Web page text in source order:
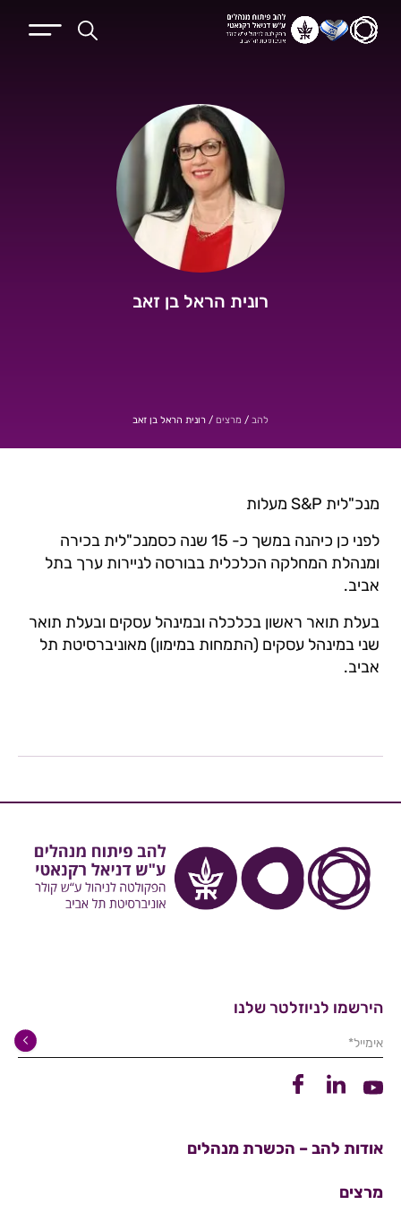
רונית הראל בן זאב
להב / מרצים / רונית הראל בן זאב
מנכ"לית S&P מעלות
לפני כן כיהנה במשך כ- 15 שנה כסמנכ"לית בכירה
ומנהלת המחלקה הכלכלית בבורסה לניירות ערך בתל
אביב.
בעלת תואר ראשון בכלכלה ובמינהל עסקים ובעלת תואר
שני במינהל עסקים (התמחות במימון) מאוניברסיטת תל
אביב.
הירשמו לניוזלטר שלנו
אימייל*
קישור ליוטיובקישור ללינקדיןקישור לפייסבוק
אודות להב – הכשרת מנהלים
מרצים